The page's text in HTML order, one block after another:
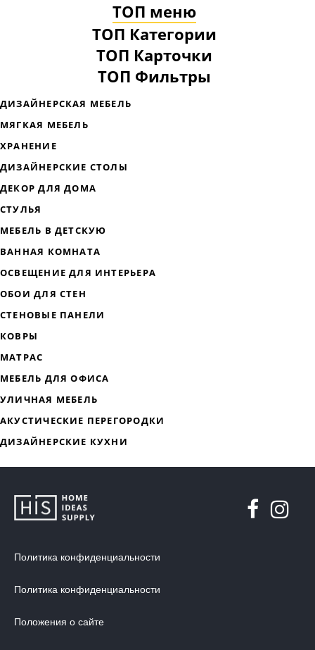
ТОП меню
ТОП Категории
ТОП Карточки
ТОП Фильтры
ДИЗАЙНЕРСКАЯ МЕБЕЛЬ
ДИЗАЙНЕРСКИЕ СТОЛЫ
ДЕКОР ДЛЯ ДОМА
ВАННАЯ КОМНАТА
ОСВЕЩЕНИЕ ДЛЯ ИНТЕРЬЕРА
Политика конфиденциальности
Политика конфиденциальности
Положения о сайте